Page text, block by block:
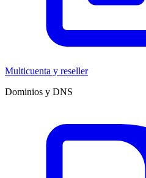
Multicuenta y reseller
Dominios y DNS